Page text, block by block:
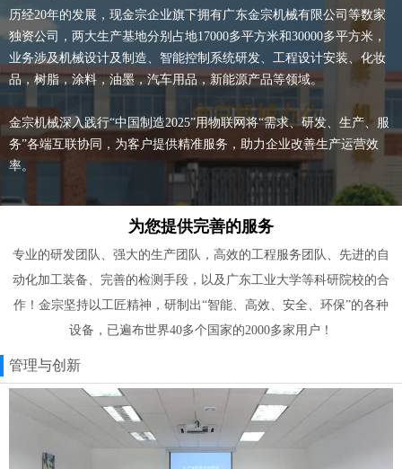
历经20年的发展，现金宗企业旗下拥有广东金宗机械有限公司等数家
独资公司，两大生产基地分别占地17000多平方米和30000多平方米，
业务涉及机械设计及制造、智能控制系统研发、工程设计安装、化妆
品，树脂，涂料，油墨，汽车用品，新能源产品等领域。
金宗机械深入践行“中国制造2025”用物联网将“需求、研发、生产、服
务”各端互联协同，为客户提供精准服务，助力企业改善生产运营效
率。
为您提供完善的服务
专业的研发团队、强大的生产团队，高效的工程服务团队、先进的自
动化加工装备、完善的检测手段，以及广东工业大学等科研院校的合
作！金宗坚持以工匠精神，研制出“智能、高效、安全、环保”的各种
设备，已遍布世界40多个国家的2000多家用户！
管理与创新